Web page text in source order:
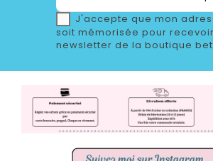
J'accepte que mon
soit mémorisée pour
newsletter de la boutique